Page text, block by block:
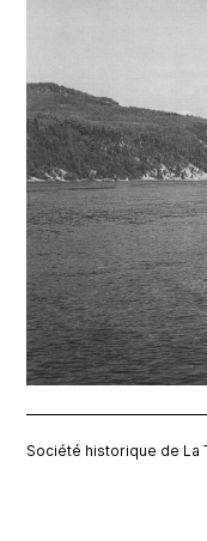
Société historique de La